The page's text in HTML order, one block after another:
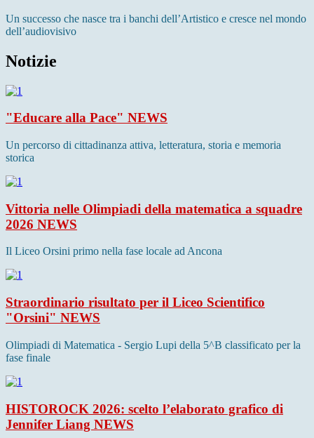
Un successo che nasce tra i banchi dell’Artistico e cresce nel mondo
dell’audiovisivo
Notizie
"Educare alla Pace" NEWS
Un percorso di cittadinanza attiva, letteratura, storia e memoria
storica
Vittoria nelle Olimpiadi della matematica a squadre
2026 NEWS
Il Liceo Orsini primo nella fase locale ad Ancona
Straordinario risultato per il Liceo Scientifico
"Orsini" NEWS
Olimpiadi di Matematica - Sergio Lupi della 5^B classificato per la
fase finale
HISTOROCK 2026: scelto l’elaborato grafico di
Jennifer Liang NEWS